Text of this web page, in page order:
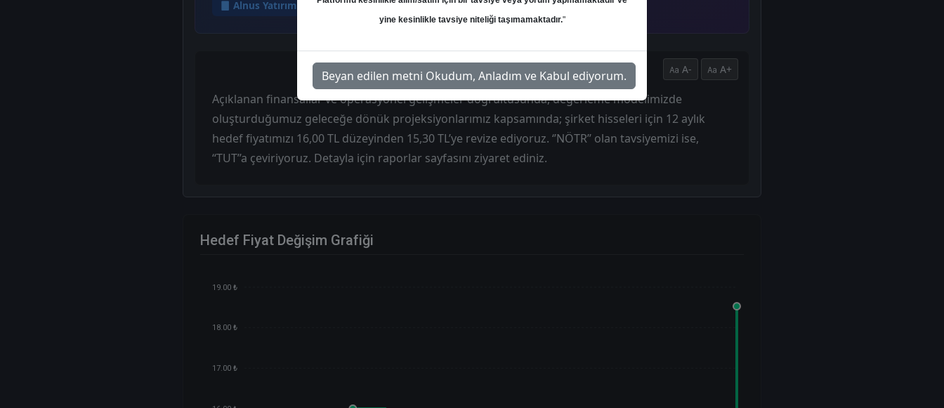
Alnus Yatırım Hedef: 15.30 ₺ Potansiyel: %0.00
A- A+
Açıklanan finansallar ve operasyonel gelişmeler doğrultusunda, değerleme modelimizde
oluşturduğumuz geleceğe dönük projeksiyonlarımız kapsamında; şirket hisseleri için 12 aylık
hedef fiyatımızı 16,00 TL düzeyinden 15,30 TL’ye revize ediyoruz. ‘’NÖTR’’ olan tavsiyemizi ise,
‘‘TUT’’a çeviriyoruz. Detayla için raporlar sayfasını ziyaret ediniz.
Hedef Fiyat Değişim Grafiği
19.00 ₺
18.00 ₺
17.00 ₺
yine kesinlikle tavsiye niteliği taşımamaktadır."
Beyan edilen metni Okudum, Anladım ve Kabul ediyorum.